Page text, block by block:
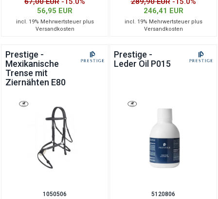
56,95 EUR
incl. 19% Mehrwertsteuer plus
Versandkosten
246,41 EUR
incl. 19% Mehrwertsteuer plus
Versandkosten
Prestige -
Mexikanische
Trense mit
Ziernähten E80
1050506
Prestige -
Leder Oil P015
5120806